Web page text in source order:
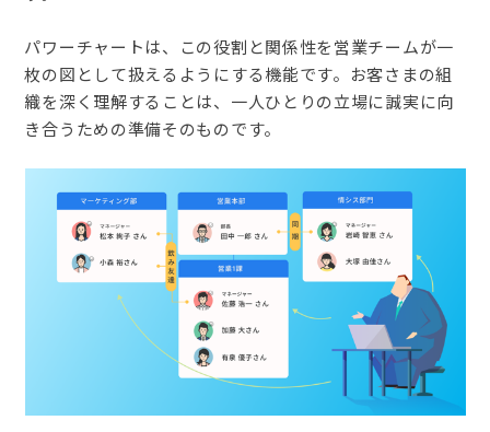
パワーチャートは、この役割と関係性を営業チームが一
枚の図として扱えるようにする機能です。お客さまの組
織を深く理解することは、一人ひとりの立場に誠実に向
き合うための準備そのものです。